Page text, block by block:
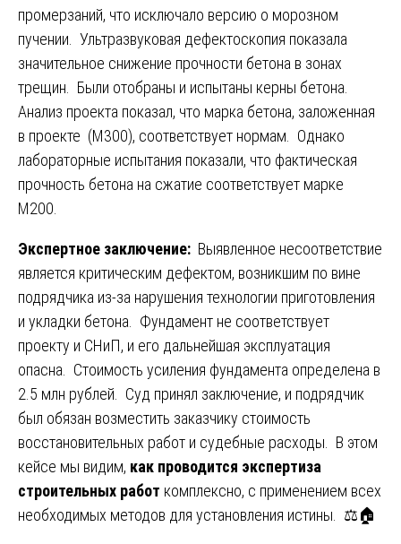
промерзаний, что исключало версию о морозном
пучении. Ультразвуковая дефектоскопия показала
значительное снижение прочности бетона в зонах
трещин. Были отобраны и испытаны керны бетона.
Анализ проекта показал, что марка бетона, заложенная
в проекте (М300), соответствует нормам. Однако
лабораторные испытания показали, что фактическая
прочность бетона на сжатие соответствует марке
М200.
Экспертное заключение: Выявленное несоответствие
является критическим дефектом, возникшим по вине
подрядчика из-за нарушения технологии приготовления
и укладки бетона. Фундамент не соответствует
проекту и СНиП, и его дальнейшая эксплуатация
опасна. Стоимость усиления фундамента определена в
2.5 млн рублей. Суд принял заключение, и подрядчик
был обязан возместить заказчику стоимость
восстановительных работ и судебные расходы. В этом
кейсе мы видим, как проводится экспертиза
строительных работ комплексно, с применением всех
необходимых методов для установления истины. ⚖️🏠